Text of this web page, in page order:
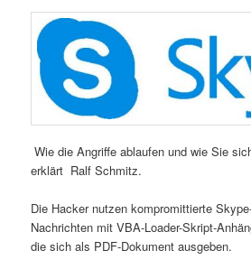
Wie die Angriffe ablaufen und wie Sie
erklärt Ralf Schmitz.
Die Hacker nutzen kompromittierte
Nachrichten mit VBA-Loader-Skript-
die sich als PDF-Dokument ausgeben.